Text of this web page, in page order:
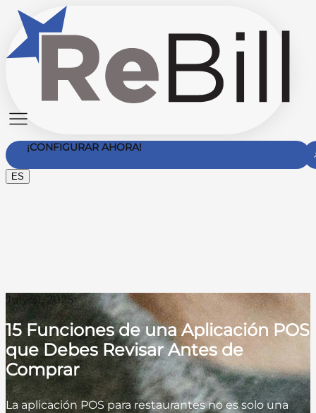
¡CONFIGURAR AHORA!
ES
July 31, 2025
15 Funciones de una Aplicación POS
que Debes Revisar Antes de
Comprar
La aplicación POS para restaurantes no es solo una